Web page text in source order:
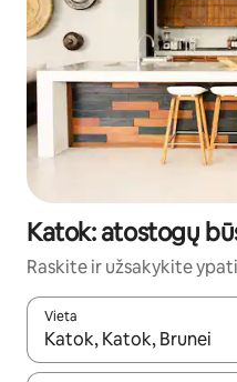
Katok: atostogų
Raskite ir užsakykite
Vieta
Kai pasirodys paieškos